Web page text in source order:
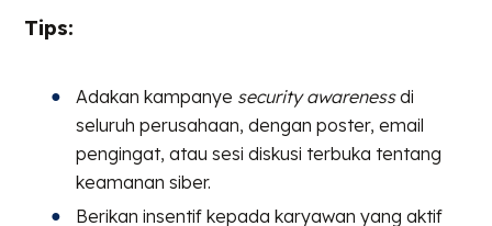
Tips:
Adakan kampanye security awarenessdi
seluruh perusahaan, dengan poster, email
pengingat, atau sesi diskusi terbuka tentang
keamanan siber.
Berikan insentif kepada karyawan yang aktif